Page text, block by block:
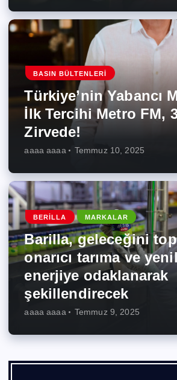
BASIN BÜLTENLERI
Türkiye’nin Yabancı
İlk Tercihi Metro FM,
Zirvede!
aaaa aaaa Temmuz 10, 2025
BERILLA MARKALAR
Barilla, geleceğini
onarıcı tarıma ve
enerjiye odaklanarak
şekillendirecek
aaaa aaaa Temmuz 9, 2025